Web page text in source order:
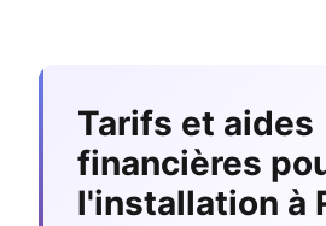
Tarifs et aides
financières
l'installation à